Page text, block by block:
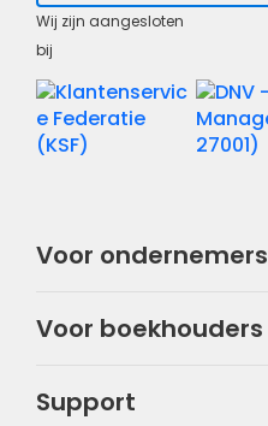
Wij zijn aangesloten
bij
Voor ondernemers
Voor boekhouders
Support